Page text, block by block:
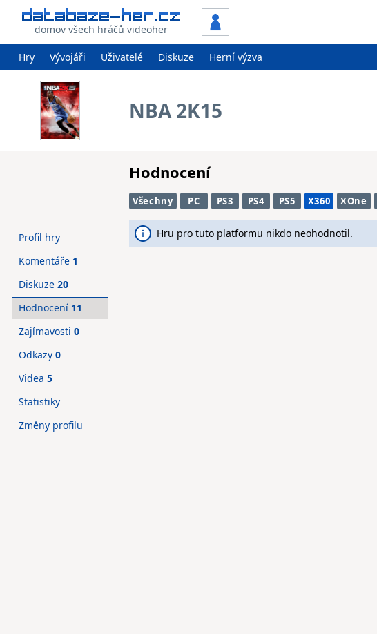
domov všech hráčů videoher
Hry Vývojáři Uživatelé Diskuze Herní výzva
NBA 2K15
Hodnocení
Všechny PC PS3 PS4 PS5 X360 XOne
Hru pro tuto platformu nikdo neohodnotil.
Profil hry
Komentáře 1
Diskuze 20
Hodnocení 11
Zajímavosti 0
Odkazy 0
Videa 5
Statistiky
Změny profilu